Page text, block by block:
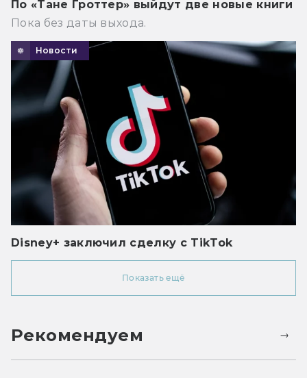
По «Тане Гроттер» выйдут две новые книги
Пока без даты выхода.
Новости
Disney+ заключил сделку с TikTok
Показать ещё
Рекомендуем